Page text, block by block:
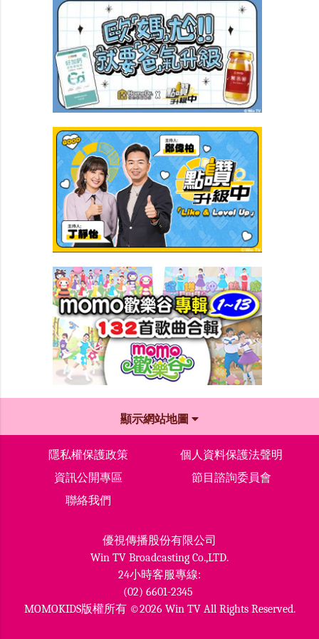
顯示網站地圖
隱私權保護政策
個人資料保護法聲明
資訊公開專區
節目諮詢委員會
聯絡我們
優視傳播股份有限公司
Win TV Broadcasting Co.,LTD.
24小時客服專線:
(02) 6601-2345
MOMOKIDS版權所有 ©2026 Win TV All Rights Reserved.